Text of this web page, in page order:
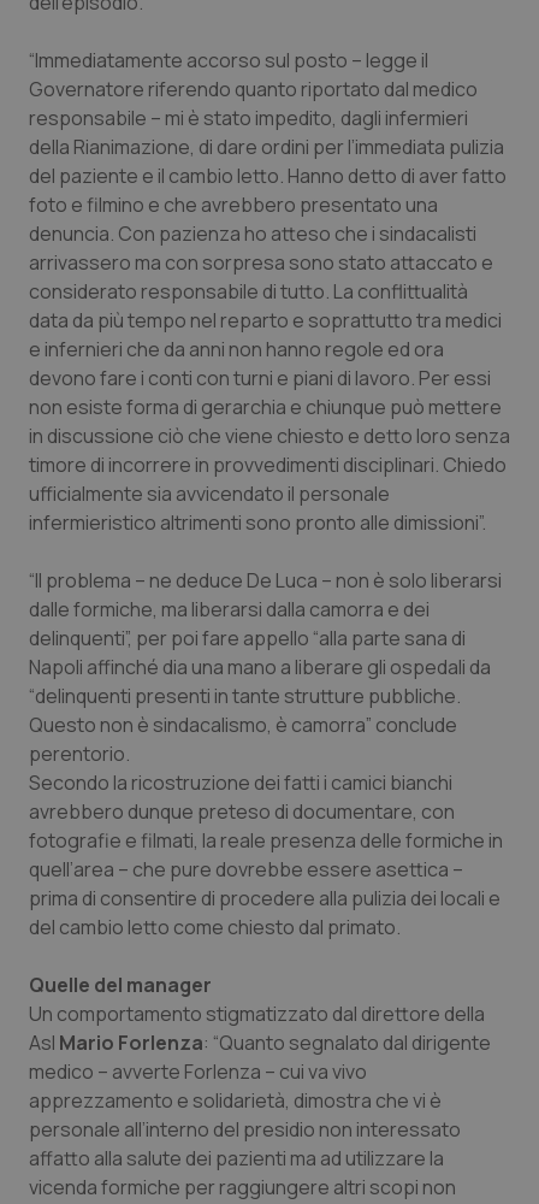
Umbria
Valle D’Aosta
Veneto
Oftalmologia
Oncodermatologia
Oncoematologia
Oncologia & Nutrizione
Psoriasi & pelle
Quotidiano Cardiologia
Quotidiano Chirurgia
Quotidiano Oncologia
Quotidiano Pediatria
Rene & patologie urogenitali
Salute orale & impianti
Sangue & coagulazione
Tiroide
Tumore al seno
Tumore ovarico
Tumori del Polmone & Testa Collo
Tumori gastrointestinali
Ulcera & Reflusso
Vaccini
“Immediatamente accorso sul posto – legge il
Governatore riferendo quanto riportato dal medico
responsabile – mi è stato impedito, dagli infermieri
della Rianimazione, di dare ordini per l’immediata pulizia
del paziente e il cambio letto. Hanno detto di aver fatto
foto e filmino e che avrebbero presentato una
denuncia. Con pazienza ho atteso che i sindacalisti
arrivassero ma con sorpresa sono stato attaccato e
considerato responsabile di tutto. La conflittualità
data da più tempo nel reparto e soprattutto tra medici
e infernieri che da anni non hanno regole ed ora
devono fare i conti con turni e piani di lavoro. Per essi
non esiste forma di gerarchia e chiunque può mettere
in discussione ciò che viene chiesto e detto loro senza
timore di incorrere in provvedimenti disciplinari. Chiedo
ufficialmente sia avvicendato il personale
infermieristico altrimenti sono pronto alle dimissioni”.
“Il problema – ne deduce De Luca – non è solo liberarsi
dalle formiche, ma liberarsi dalla camorra e dei
delinquenti”, per poi fare appello “alla parte sana di
Napoli affinché dia una mano a liberare gli ospedali da
“delinquenti presenti in tante strutture pubbliche.
Questo non è sindacalismo, è camorra” conclude
perentorio.
Secondo la ricostruzione dei fatti i camici bianchi
avrebbero dunque preteso di documentare, con
fotografie e filmati, la reale presenza delle formiche in
quell’area – che pure dovrebbe essere asettica –
prima di consentire di procedere alla pulizia dei locali e
del cambio letto come chiesto dal primato.
Quelle del manager
Un comportamento stigmatizzato dal direttore della
Asl Mario Forlenza: “Quanto segnalato dal dirigente
medico – avverte Forlenza – cui va vivo
apprezzamento e solidarietà, dimostra che vi è
personale all’interno del presidio non interessato
affatto alla salute dei pazienti ma ad utilizzare la
vicenda formiche per raggiungere altri scopi non